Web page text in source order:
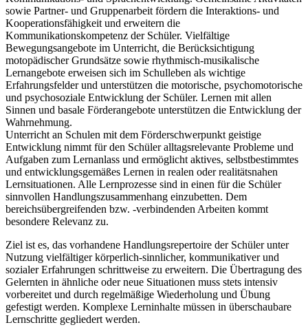
sowie Partner- und Gruppenarbeit fördern die Interaktions- und
Kooperationsfähigkeit und erweitern die
Kommunikationskompetenz der Schüler. Vielfältige
Bewegungsangebote im Unterricht, die Berücksichtigung
motopädischer Grundsätze sowie rhythmisch-musikalische
Lernangebote erweisen sich im Schulleben als wichtige
Erfahrungsfelder und unterstützen die motorische, psychomotorische
und psychosoziale Entwicklung der Schüler. Lernen mit allen
Sinnen und basale Förderangebote unterstützen die Entwicklung der
Wahrnehmung.
Unterricht an Schulen mit dem Förderschwerpunkt geistige
Entwicklung nimmt für den Schüler alltagsrelevante Probleme und
Aufgaben zum Lernanlass und ermöglicht aktives, selbstbestimmtes
und entwicklungsgemäßes Lernen in realen oder realitätsnahen
Lernsituationen. Alle Lernprozesse sind in einen für die Schüler
sinnvollen Handlungszusammenhang einzubetten. Dem
bereichsübergreifenden bzw. -verbindenden Arbeiten kommt
besondere Relevanz zu.
Ziel ist es, das vorhandene Handlungsrepertoire der Schüler unter
Nutzung vielfältiger körperlich-sinnlicher, kommunikativer und
sozialer Erfahrungen schrittweise zu erweitern. Die Übertragung des
Gelernten in ähnliche oder neue Situationen muss stets intensiv
vorbereitet und durch regelmäßige Wiederholung und Übung
gefestigt werden. Komplexe Lerninhalte müssen in überschaubare
Lernschritte gegliedert werden.